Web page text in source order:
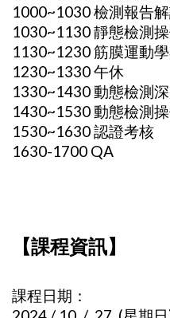
1000~1030 檢測報告
1030~1130 靜態檢測
1130~1230 筋膜運動
1230~1330 午休
1330~1430 動態檢測
1430~1530 動態檢測
1530~1630 認證考核
1630-1700 QA
【課程資訊】
課程日期：